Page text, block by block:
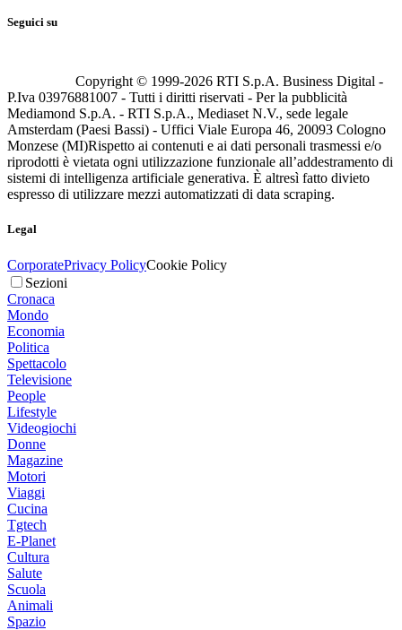
Seguici su
Copyright © 1999-2026 RTI S.p.A. Business Digital -
P.Iva 03976881007 - Tutti i diritti riservati - Per la pubblicità
Mediamond S.p.A. - RTI S.p.A., Mediaset N.V., sede legale
Amsterdam (Paesi Bassi) - Uffici Viale Europa 46, 20093 Cologno
Monzese (MI)Rispetto ai contenuti e ai dati personali trasmessi e/o
riprodotti è vietata ogni utilizzazione funzionale all’addestramento di
sistemi di intelligenza artificiale generativa. È altresì fatto divieto
espresso di utilizzare mezzi automatizzati di data scraping.
Legal
CorporatePrivacy PolicyCookie Policy
Sezioni
Cronaca
Mondo
Economia
Politica
Spettacolo
Televisione
People
Lifestyle
Videogiochi
Donne
Magazine
Motori
Viaggi
Cucina
Tgtech
E-Planet
Cultura
Salute
Scuola
Animali
Spazio